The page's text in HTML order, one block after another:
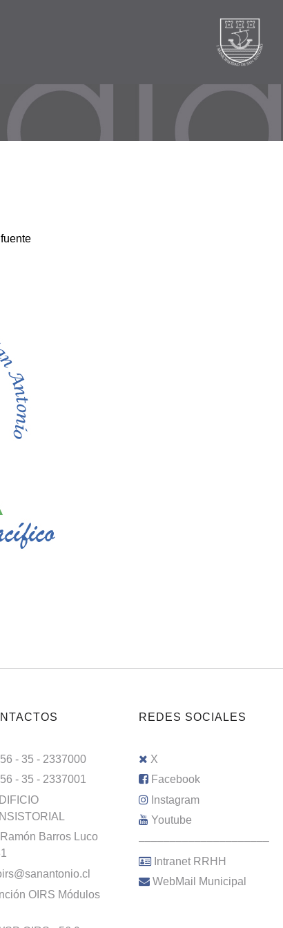
- 35 - 2337000
- 35 - 2337001
Barros Luco
OIRS Módulos
REDES SOCIALES
X
Facebook
Instagram
Youtube
–––––––––––––––––––––
Intranet RRHH
WebMail Municipal